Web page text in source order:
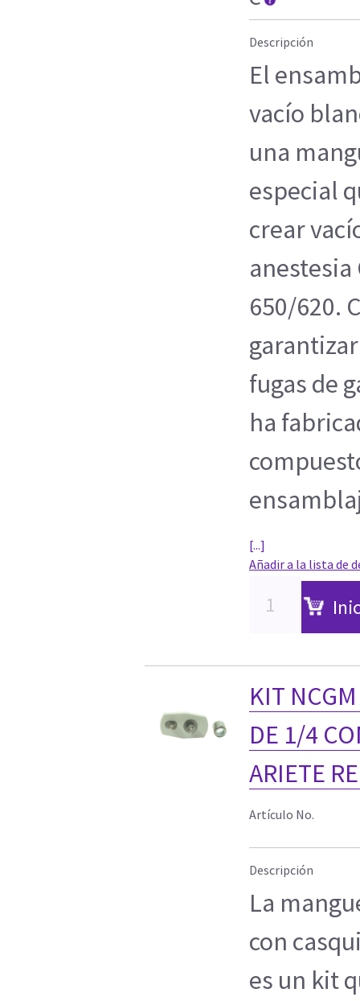
Descripción
El
vacío
una
especial
crear
650/620.
fugas de
ha
[...]
Añadir a la lista de
KIT
DE 1/4
ARIETE
Artículo No.
Descripción
La
con
es un kit